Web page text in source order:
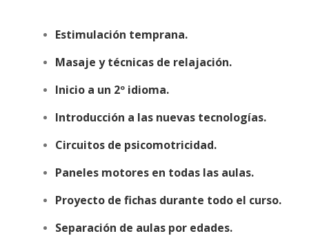
Estimulación temprana.
Masaje y técnicas de relajación.
Inicio a un 2º idioma.
Introducción a las nuevas tecnologías.
Circuitos de psicomotricidad.
Paneles motores en todas las aulas.
Proyecto de fichas durante todo el curso.
Separación de aulas por edades.